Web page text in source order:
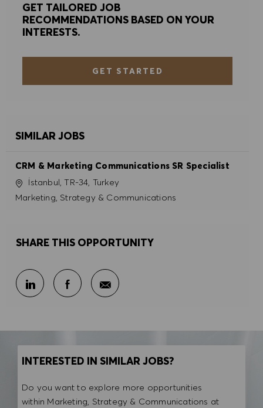
GET TAILORED JOB
RECOMMENDATIONS BASED ON YOUR
INTERESTS.
GET STARTED
SIMILAR JOBS
CRM & Marketing Communications SR Specialist
Location
İstanbul, TR-34, Turkey
Category
Marketing, Strategy & Communications
SHARE THIS OPPORTUNITY
Share via LinkedIn
Share via Facebook
Share via email
INTERESTED IN SIMILAR JOBS?
Do you want to explore more opportunities
within Marketing, Strategy & Communications at